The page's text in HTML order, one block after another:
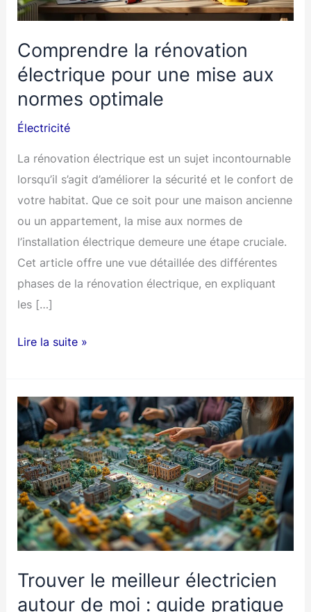
Comprendre la rénovation
électrique pour une mise aux
normes optimale
Électricité
La rénovation électrique est un sujet incontournable
lorsqu’il s’agit d’améliorer la sécurité et le confort de
votre habitat. Que ce soit pour une maison ancienne
ou un appartement, la mise aux normes de
l’installation électrique demeure une étape cruciale.
Cet article offre une vue détaillée des différentes
phases de la rénovation électrique, en expliquant
les […]
Comprendre
électrique
pour
une
mise
aux
normes
optimale
Lire la suite »
Trouver le meilleur électricien
autour de moi : guide pratique